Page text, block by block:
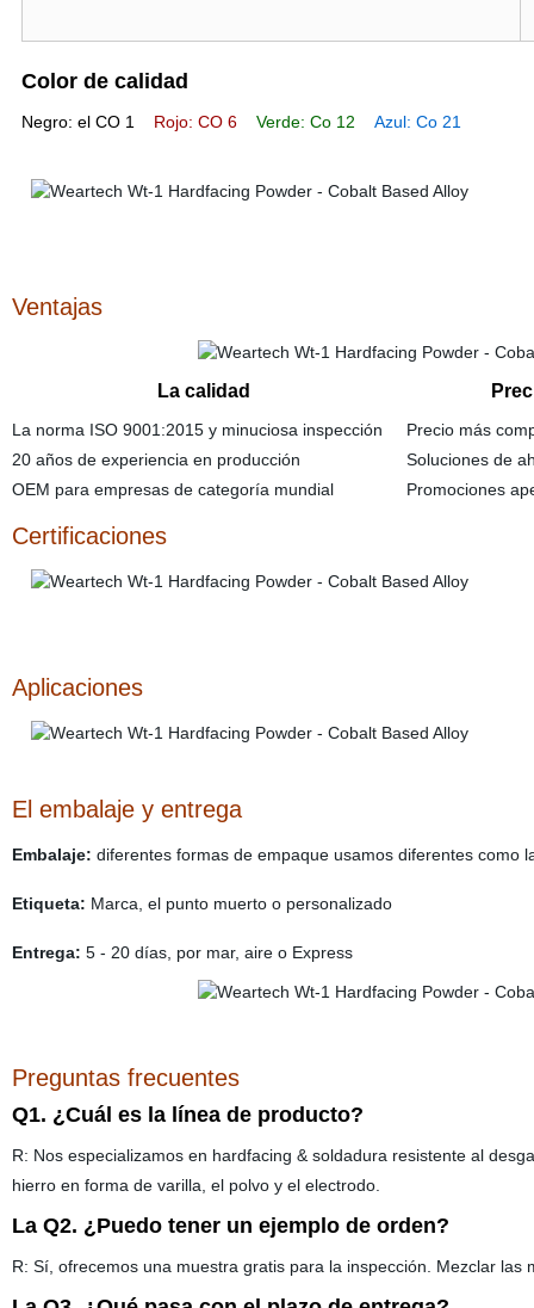
Color de calidad
Negro: el CO 1 Rojo: CO 6Verde: Co 12 Azul: Co 21
Ventajas
La calidad
La norma ISO 9001:2015 y minuciosa inspección
20 años de experiencia en producción
OEM para empresas de categoría mundial
Precio más
Soluciones de
Promociones
Certificaciones
Aplicaciones
El embalaje y entrega
Embalaje: diferentes formas de empaque usamos diferentes como
Etiqueta: Marca, el punto muerto o personalizado
Entrega: 5 - 20 días, por mar, aire o Express
Preguntas frecuentes
Q1. ¿Cuál es la línea de producto?
R: Nos especializamos en hardfacing & soldadura resistente al
hierro en forma de varilla, el polvo y el electrodo.
La Q2. ¿Puedo tener un ejemplo de orden?
R: Sí, ofrecemos una muestra gratis para la inspección. Mezclar las